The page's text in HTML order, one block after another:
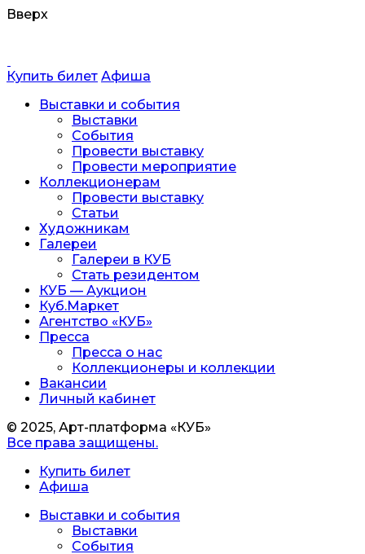
Вверх
Купить билет Афиша
Выставки и события
Выставки
События
Провести выставку
Провести мероприятие
Коллекционерам
Провести выставку
Статьи
Художникам
Галереи
Галереи в КУБ
Стать резидентом
КУБ — Аукцион
Куб.Маркет
Агентство «КУБ»
Пресса
Пресса о нас
Коллекционеры и коллекции
Вакансии
Личный кабинет
© 2025, Арт-платформа «КУБ»
Все права защищены.
Купить билет
Афиша
Выставки и события
Выставки
События